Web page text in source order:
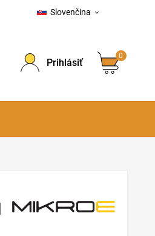
Slovenčina 
Prihlásiť
0